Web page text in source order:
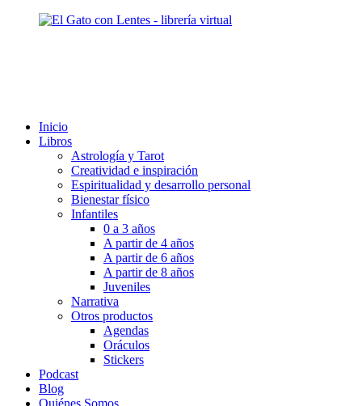
Inicio
Libros
Astrología y Tarot
Creatividad e inspiración
Espiritualidad y desarrollo personal
Bienestar físico
Infantiles
0 a 3 años
A partir de 4 años
A partir de 6 años
A partir de 8 años
Juveniles
Narrativa
Otros productos
Agendas
Oráculos
Stickers
Podcast
Blog
Quiénes Somos